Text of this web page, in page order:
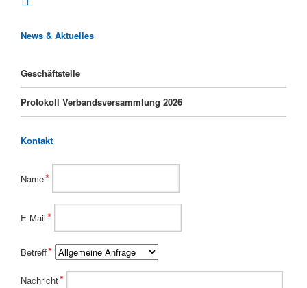
News & Aktuelles
Geschäftstelle
Protokoll Verbandsversammlung 2026
Kontakt
Name*
E-Mail*
Pflichtfeld
Betreff*
Pflichtfeld
Nachricht*